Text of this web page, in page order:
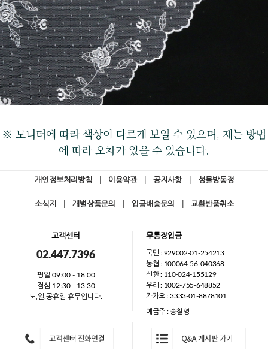
※ 모니터에 따라 색상이 다르게 보일 수 있으며, 재는 방법
에 따라 오차가 있을 수 있습니다.
개인정보처리방침 이용약관 공지사항 성물방동정
소식지 개별상품문의 입금배송문의 교환반품취소
고객센터
02.447.7396
평일 09:00 - 18:00
점심 12:30 - 13:30
토,일,공휴일 휴무입니다.
무통장입금
국민 : 929002-01-254213
농협 : 100064-56-040368
신한 : 110-024-155129
우리 : 1002-755-648852
카카오 : 3333-01-8878101
예금주 : 송철영